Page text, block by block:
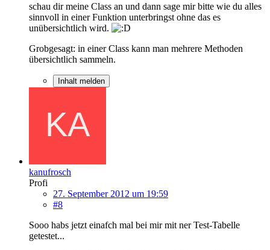
schau dir meine Class an und dann sage mir bitte wie du alles
sinnvoll in einer Funktion unterbringst ohne das es
unübersichtlich wird.
Grobgesagt: in einer Class kann man mehrere Methoden
übersichtlich sammeln.
Inhalt melden
kanufrosch
Profi
27. September 2012 um 19:59
#8
Sooo habs jetzt einafch mal bei mir mit ner Test-Tabelle
getestet...